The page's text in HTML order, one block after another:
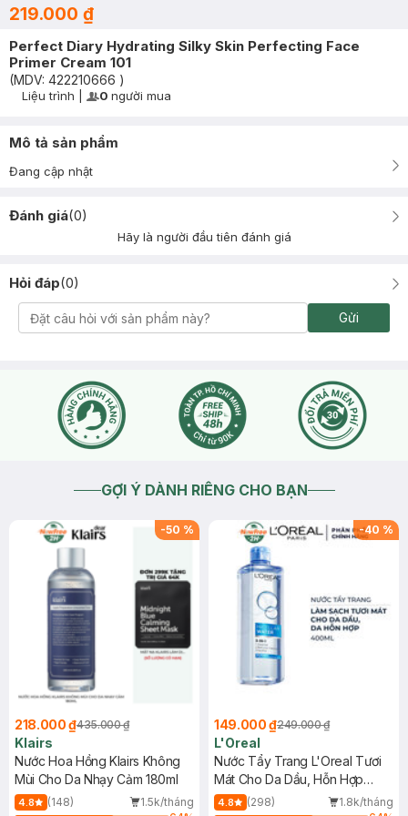
219.000 ₫
Perfect Diary Hydrating Silky Skin Perfecting Face
Primer Cream 101
(MDV: 422210666 )
Timer Gray Icon
Liệu trình User Product Icon
0 người mua
Mô tả sản phẩm
Đang cập nhật
Đánh giá(0)
Hãy là người đầu tiên đánh giá
Hỏi đáp(0)
Gửi
GỢI Ý DÀNH RIÊNG CHO BẠN
-50 %
218.000 ₫435.000 ₫
Klairs
Nước Hoa Hồng Klairs Không
Mùi Cho Da Nhạy Cảm 180ml
4.8 (148)
1.5k/tháng
-40 %
149.000 ₫249.000 ₫
L'Oreal
Nước Tẩy Trang L'Oreal Tươi
Mát Cho Da Dầu, Hỗn Hợp
400ml
4.8 (298)
1.8k/tháng